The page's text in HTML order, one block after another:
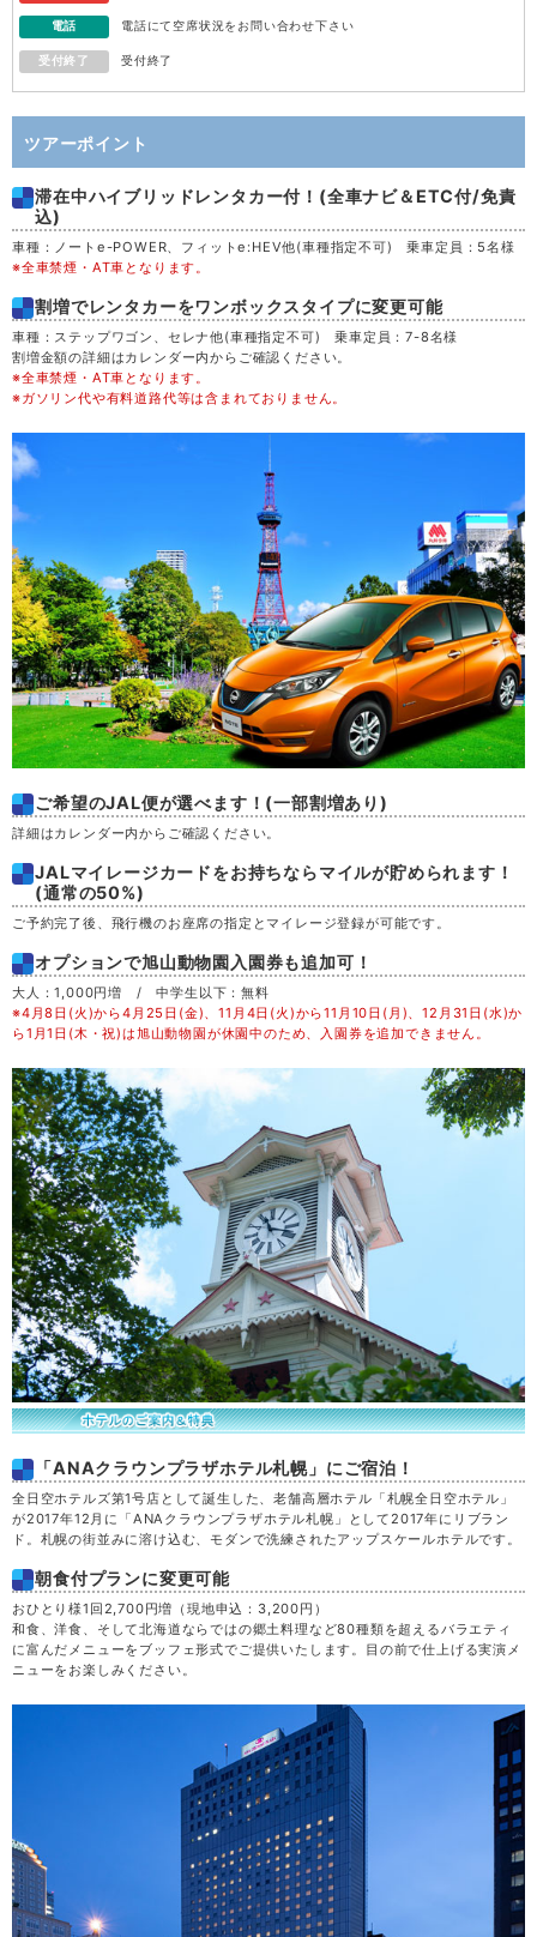
日 16
月 17
火 18
水 19
木 20
金 21
月 24
火 25
水 26
木 27
金 28
土 29
月 31
電話 電話にて空席状況をお問い合わせ下さい
受付終了 受付終了
ツアーポイント
滞在中ハイブリッドレンタカー付！(全車ナビ＆ETC付/免責
込)
車種：ノートe-POWER、フィットe:HEV他(車種指定不可) 乗車定員：5名様
※全車禁煙・AT車となります。
割増でレンタカーをワンボックスタイプに変更可能
車種：ステップワゴン、セレナ他(車種指定不可) 乗車定員：7-8名様
割増金額の詳細はカレンダー内からご確認ください。
※全車禁煙・AT車となります。
※ガソリン代や有料道路代等は含まれておりません。
ご希望のJAL便が選べます！(一部割増あり)
詳細はカレンダー内からご確認ください。
JALマイレージカードをお持ちならマイルが貯められます！
(通常の50%)
ご予約完了後、飛行機のお座席の指定とマイレージ登録が可能です。
オプションで旭山動物園入園券も追加可！
大人：1,000円増 / 中学生以下：無料
※4月8日(火)から4月25日(金)、11月4日(火)から11月10日(月)、12月31日(水)か
ら1月1日(木・祝)は旭山動物園が休園中のため、入園券を追加できません。
「ANAクラウンプラザホテル札幌」にご宿泊！
全日空ホテルズ第1号店として誕生した、老舗高層ホテル「札幌全日空ホテル」
が2017年12月に「ANAクラウンプラザホテル札幌」として2017年にリブラン
ド。札幌の街並みに溶け込む、モダンで洗練されたアップスケールホテルです。
朝食付プランに変更可能
おひとり様1回2,700円増（現地申込：3,200円）
和食、洋食、そして北海道ならではの郷土料理など80種類を超えるバラエティ
に富んだメニューをブッフェ形式でご提供いたします。目の前で仕上げる実演メ
ニューをお楽しみください。